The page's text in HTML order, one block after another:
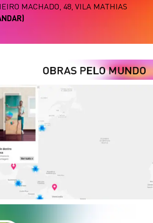
MACHADO, 48, VILA MATHIAS